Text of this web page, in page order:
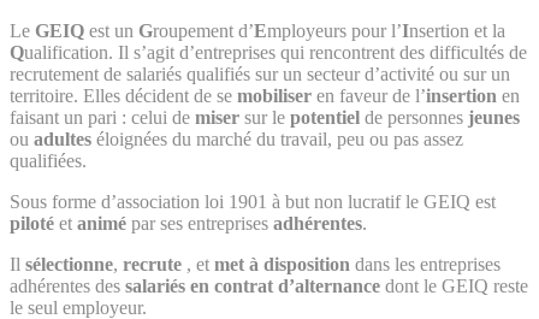
Le GEIQ est un Groupement d’Employeurs pour l’Insertion et la
Qualification. Il s’agit d’entreprises qui rencontrent des difficultés de
recrutement de salariés qualifiés sur un secteur d’activité ou sur un
territoire. Elles décident de se mobiliser en faveur de l’insertion en
faisant un pari : celui de miser sur le potentiel de personnes jeunes
ou adultes éloignées du marché du travail, peu ou pas assez
qualifiées.
Sous forme d’association loi 1901 à but non lucratif le GEIQ est
piloté et animé par ses entreprises adhérentes.
Il sélectionne, recrute , et met à disposition dans les entreprises
adhérentes des salariés en contrat d’alternance dont le GEIQ reste
le seul employeur.